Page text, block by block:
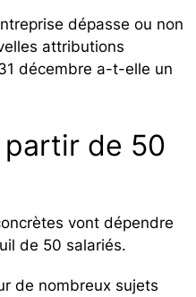
dépasse ou non
attributions
décembre a-t-elle un
partir de 50
vont dépendre
de 50 salariés.
de nombreux sujets